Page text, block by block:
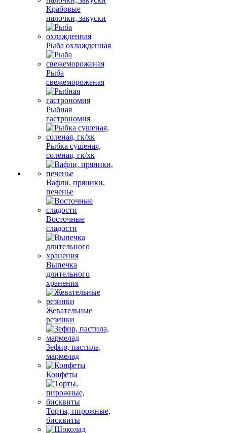
Крабовые
палочки, закуски
Рыба охлажденная
Рыба
свежемороженая
Рыбная
гастрономия
Рыбка сушеная,
соленая, гк/хк
Вафли, пряники,
печенье
Восточные
сладости
Выпечка
длительного
хранения
Жевательные
резинки
Зефир, пастила,
мармелад
Конфеты
Торты, пирожные,
бисквиты